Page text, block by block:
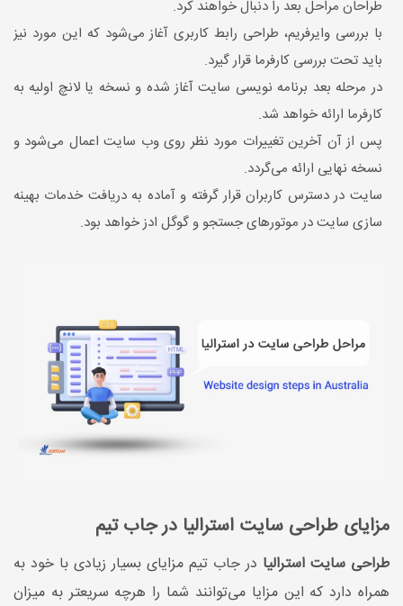
طراحان مراحل بعد را دنبال خواهند کرد.
با بررسی وایرفریم، طراحی رابط کاربری آغاز می‌شود که این مورد نیز
باید تحت بررسی کارفرما قرار گیرد.
در مرحله بعد برنامه نویسی سایت آغاز شده و نسخه یا لانچ اولیه به
کارفرما ارائه خواهد شد.
پس از آن آخرین تغییرات مورد نظر روی وب سایت اعمال می‌شود و
نسخه نهایی ارائه می‌گردد.
سایت در دسترس کاربران قرار گرفته و آماده به دریافت خدمات بهینه
سازی سایت در موتورهای جستجو و گوگل ادز خواهد بود.
مزایای طراحی سایت استرالیا در جاب تیم
طراحی سایت استرالیا در جاب تیم مزایای بسیار زیادی با خود به
همراه دارد که این مزایا می‌توانند شما را هرچه سریعتر به میزان